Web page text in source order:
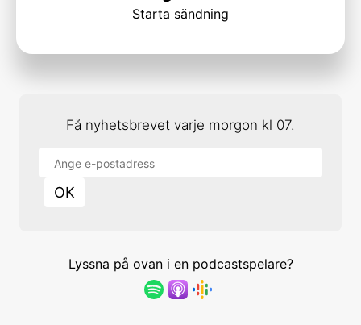
Starta sändning
Få nyhetsbrevet varje morgon kl 07.
OK
Lyssna på ovan i en podcastspelare?